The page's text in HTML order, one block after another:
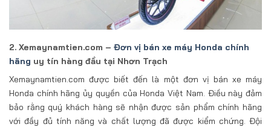
2. Xemaynamtien.com – Đơn vị bán xe máy Honda chính
hãng uy tín hàng đầu tại Nhơn Trạch
Xemaynamtien.com được biết đến là một đơn vị bán xe máy
Honda chính hãng ủy quyền của Honda Việt Nam. Điều này đảm
bảo rằng quý khách hàng sẽ nhận được sản phẩm chính hãng
với đầy đủ tính năng và chất lượng đã được kiểm chứng. Đội